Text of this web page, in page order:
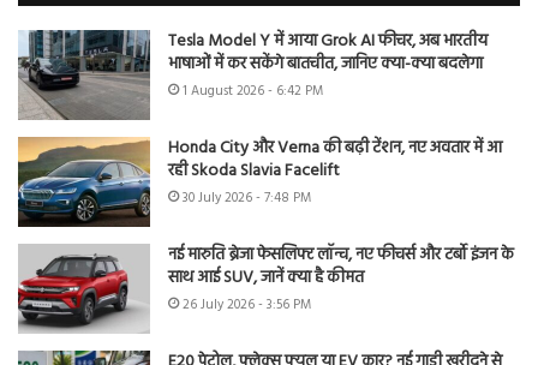
Tesla Model Y में आया Grok AI फीचर, अब भारतीय
भाषाओं में कर सकेंगे बातचीत, जानिए क्या-क्या बदलेगा
1 August 2026 - 6:42 PM
Honda City और Verna की बढ़ी टेंशन, नए अवतार में आ
रही Skoda Slavia Facelift
30 July 2026 - 7:48 PM
नई मारुति ब्रेजा फेसलिफ्ट लॉन्च, नए फीचर्स और टर्बो इंजन के
साथ आई SUV, जानें क्या है कीमत
26 July 2026 - 3:56 PM